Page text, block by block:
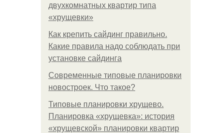
двухкомнатных квартир типа
«хрущевки»
Как крепить сайдинг правильно.
Какие правила надо соблюдать при
установке сайдинга
Современные типовые планировки
новостроек. Что такое?
Типовые планировки хрущево.
Планировка «хрущевка»: история
«хрущевской» планировки квартир